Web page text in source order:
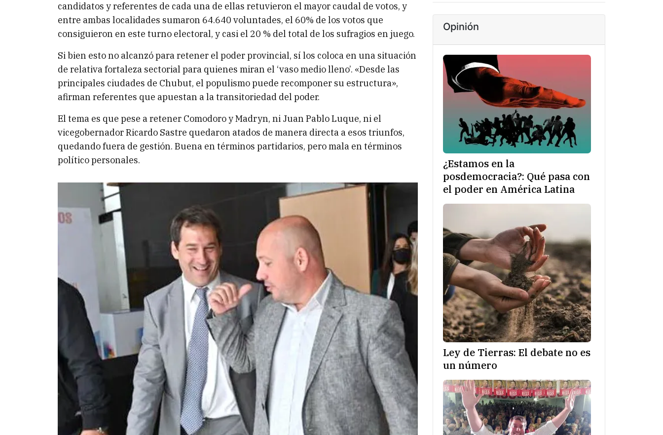
candidatos y referentes de cada una de ellas retuvieron el mayor caudal de votos, y
entre ambas localidades sumaron 64.640 voluntades, el 60% de los votos que
consiguieron en este turno electoral, y casi el 20 % del total de los sufragios en juego.
Si bien esto no alcanzó para retener el poder provincial, sí los coloca en una situación
de relativa fortaleza sectorial para quienes miran el ‘vaso medio lleno’. «Desde las
principales ciudades de Chubut, el populismo puede recomponer su estructura»,
afirman referentes que apuestan a la transitoriedad del poder.
El tema es que pese a retener Comodoro y Madryn, ni Juan Pablo Luque, ni el
vicegobernador Ricardo Sastre quedaron atados de manera directa a esos triunfos,
quedando fuera de gestión. Buena en términos partidarios, pero mala en términos
político personales.
Opinión
¿Estamos en la
posdemocracia?: Qué pasa con
el poder en América Latina
Ley de Tierras: El debate no es
un número